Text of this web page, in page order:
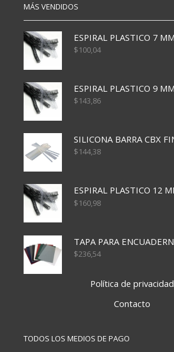
MÁS VENDIDOS
$100,04
$143,86
$144,38
$160,98
$236,54
Política de privacidad
Contacto
TODOS LOS MEDIOS DE PAGO